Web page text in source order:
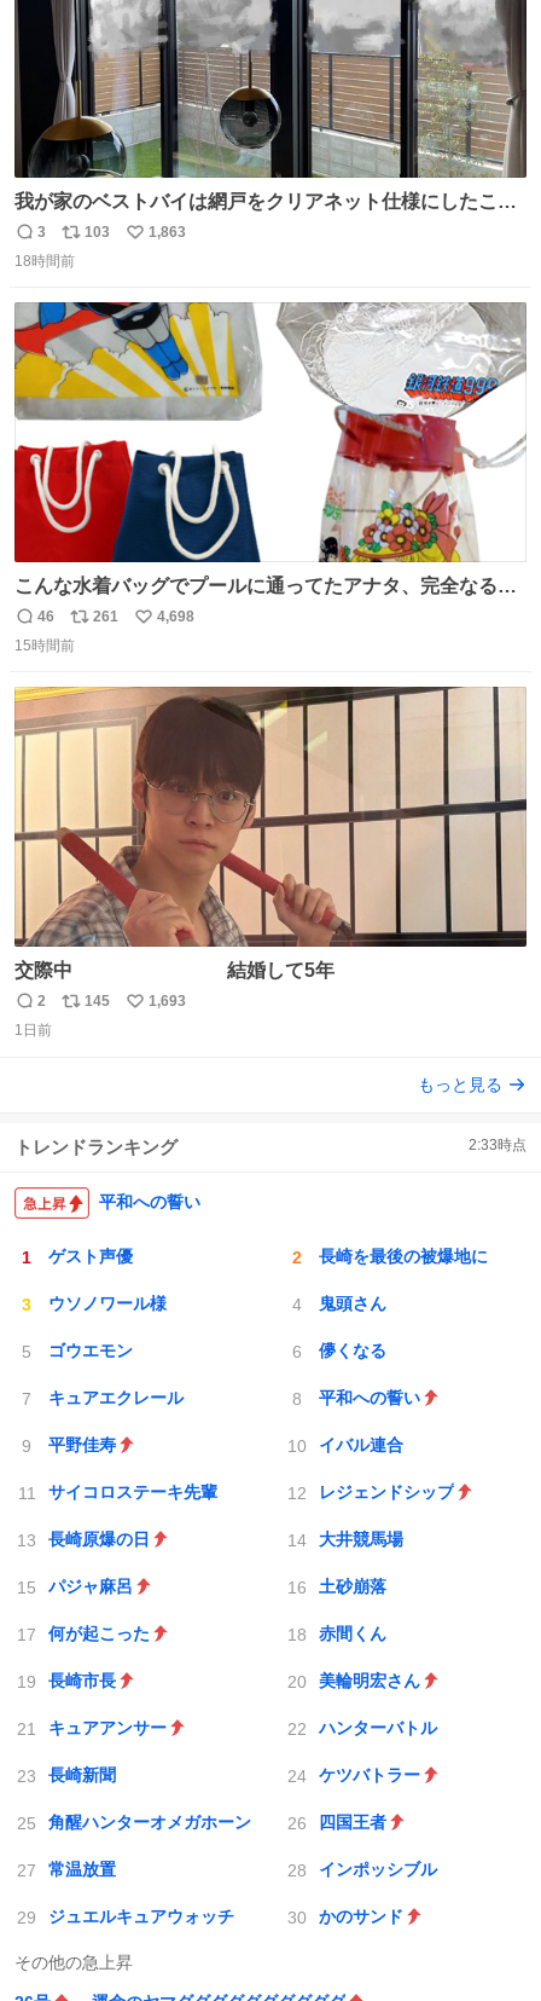
我が家のベストバイは網戸をクリアネット仕様にしたこ
と。網目が細かいから虫の侵入は一切許さないし、見た目
もクリアで網戸の存在を感じない。特筆すべきはその値
コスパ。これから家を建てる方は迷わず採用してほしい。
返
信
3
リ
ポ
ト
数
103
い
数
1,863
18時間前
こんな水着バッグでプールに通ってたアナタ、完全なる同
世代（笑） #70年代 #80年代 #昭和レトロ
返
信
46
リ
ポ
数
261
い
数
4,698
15時間前
交際中 結婚して5年
返
信
2
リ
145
い
1,693
1日前
もっと見る
トレンドランキング 2:33時点
平和への誓い
ゲスト声優 長崎を最後の被爆地に
ウソノワール様 鬼頭さん
ゴウエモン 儚くなる
キュアエクレール 平和への誓い
平野佳寿 イバル連合
サイコロステーキ先輩 レジェンドシップ
長崎原爆の日 大井競馬場
パジャ麻呂 土砂崩落
何が起こった 赤間くん
長崎市長 美輪明宏さん
キュアアンサー ハンターバトル
長崎新聞 ケツバトラー
角醒ハンターオメガホーン 四国王者
常温放置 インポッシブル
ジュエルキュアウォッチ かのサンド
その他の急上昇